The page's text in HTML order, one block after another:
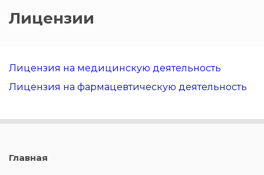
Лицензии
Лицензия на медицинскую деятельность
Лицензия на фармацевтическую деятельность
Главная